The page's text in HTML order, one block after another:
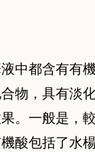
中都含有有
物，具有淡
。一般是，
酸包括了水楊